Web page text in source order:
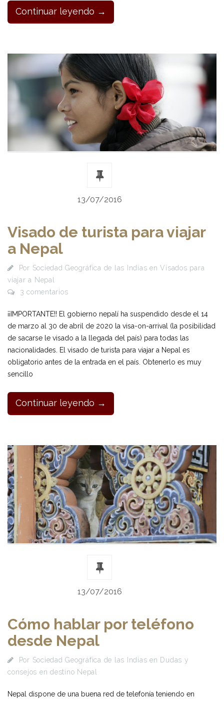
Continuar leyendo →
13/07/2016
Visado de turista para viajar
a Nepal
Por Sociedad Geográfica de las Indias enVisados para
viajar a Nepal
3 comentarios
¡¡IMPORTANTE!! El gobierno nepalí ha suspendido desde el 14
de marzo al 30 de abril de 2020 la visa-on-arrival (la posibilidad
de sacarse le visado a la llegada del país) para todas las
nacionalidades. El visado de turista para viajar a Nepal es
obligatorio antes de la entrada en el país. Obtenerlo es muy
sencillo
Continuar leyendo →
13/07/2016
Cómo hablar por teléfono
desde Nepal
Por Sociedad Geográfica de las Indias en Dudas y
consejos en destino Nepal
Nepal dispone de una buena red de telefonía teniendo en